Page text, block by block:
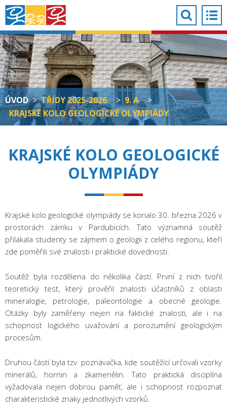
ÚVOD > TŘÍDY 2025-2026 > 9. A
>
KRAJSKÉ KOLO GEOLOGICKÉ OLYMPIÁDY
KRAJSKÉ KOLO GEOLOGICKÉ
OLYMPIÁDY
Krajské kolo geologické olympiády se konalo 30. března 2026 v
prostorách zámku v Pardubicích. Tato významná soutěž
přilákala studenty se zájmem o geologii z celého regionu, kteří
zde poměřili své znalosti i praktické dovednosti.
Soutěž byla rozdělena do několika částí. První z nich tvořil
teoretický test, který prověřil znalosti účastníků z oblasti
mineralogie, petrologie, paleontologie a obecné geologie.
Otázky byly zaměřeny nejen na faktické znalosti, ale i na
schopnost logického uvažování a porozumění geologickým
procesům.
Druhou částí byla tzv. poznávačka, kde soutěžící určovali vzorky
minerálů, hornin a zkamenělin. Tato praktická disciplína
vyžadovala nejen dobrou paměť, ale i schopnost rozpoznat
charakteristické znaky jednotlivých vzorků.